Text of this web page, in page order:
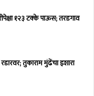
१२३ टक्के पाऊस; तरडगाव
तुकाराम मुंढेंचा इशारा